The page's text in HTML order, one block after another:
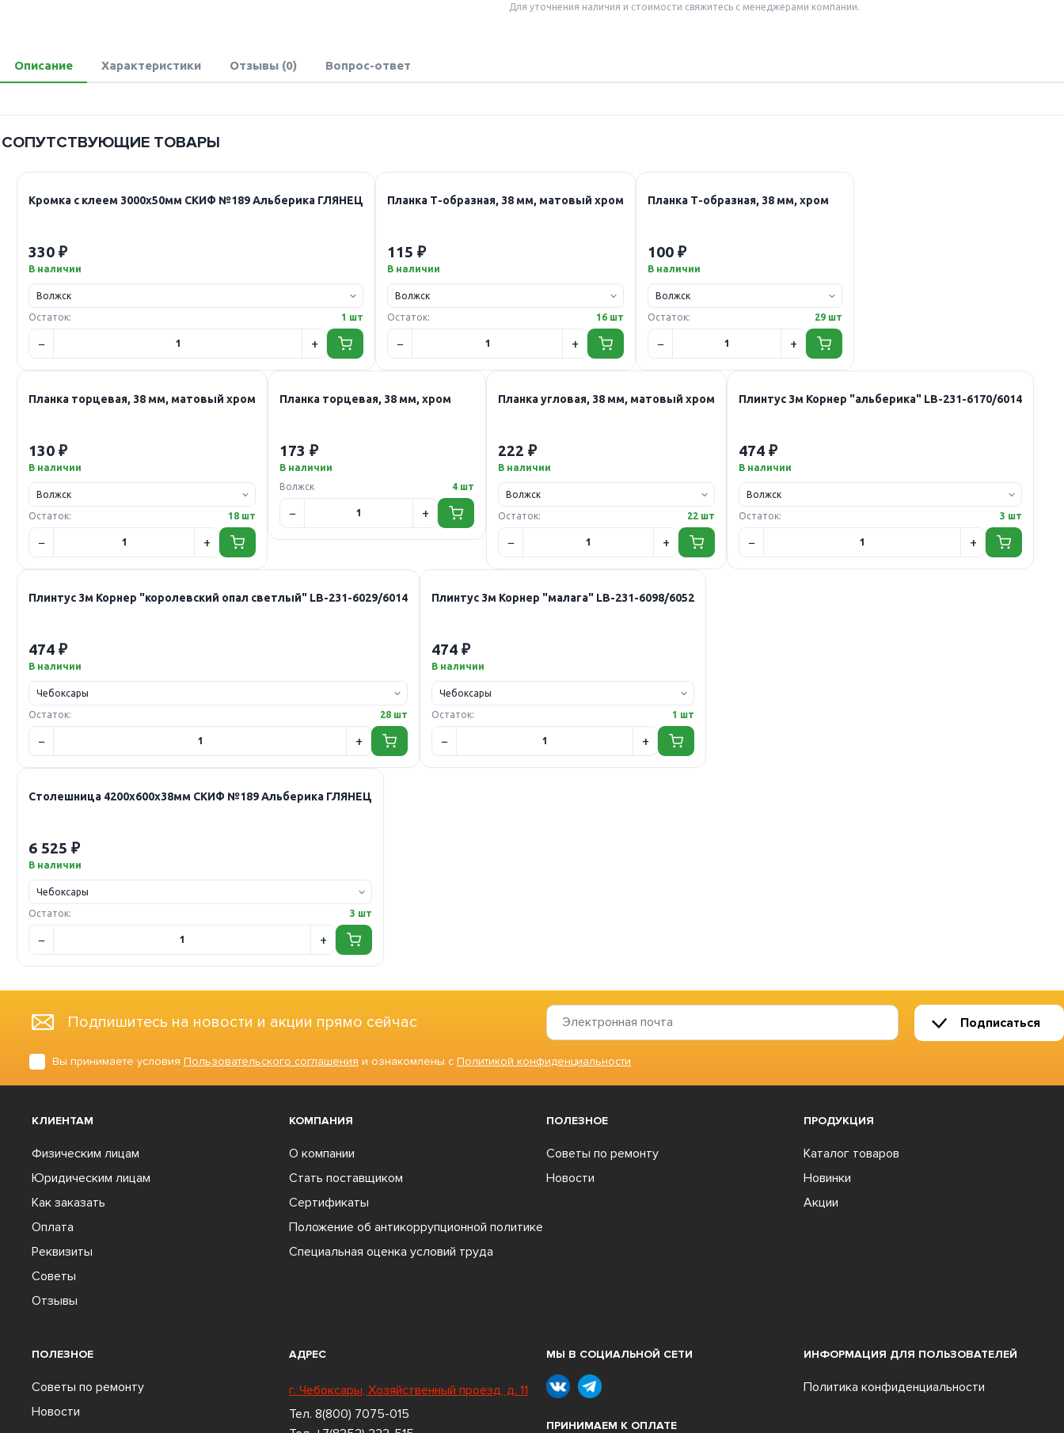
Для уточнения наличия и стоимости свяжитесь с менеджерами компании.
Описание Характеристики Отзывы (0) Вопрос-ответ
СОПУТСТВУЮЩИЕ ТОВАРЫ
Кромка с клеем 3000х50мм СКИФ №189 Альберика ГЛЯНЕЦ
330 ₽
В наличии
Остаток: 1 шт
Планка Т-образная, 38 мм, матовый хром
115 ₽
В наличии
Остаток: 16 шт
Планка Т-образная, 38 мм, хром
100 ₽
В наличии
Остаток: 29 шт
Планка торцевая, 38 мм, матовый хром
130 ₽
В наличии
Остаток: 18 шт
Планка торцевая, 38 мм, хром
173 ₽
В наличии
Волжск
4 шт
Планка угловая, 38 мм, матовый хром
222 ₽
В наличии
Остаток: 22 шт
Плинтус 3м Корнер "альберика" LB-231-6170/6014
474 ₽
В наличии
Остаток: 3 шт
Плинтус 3м Корнер "королевский опал светлый" LB-231-6029/6014
474 ₽
В наличии
Остаток: 28 шт
Плинтус 3м Корнер "малага" LB-231-6098/6052
474 ₽
В наличии
Остаток: 1 шт
Столешница 4200х600х38мм СКИФ №189 Альберика ГЛЯНЕЦ
6 525 ₽
В наличии
Остаток: 3 шт
Подпишитесь на новости и акции прямо сейчас Подписаться
Вы принимаете условия Пользовательского соглашения и ознакомлены с Политикой конфиденциальности
КЛИЕНТАМ
Физическим лицам
Юридическим лицам
Как заказать
Оплата
Реквизиты
Советы
Отзывы
КОМПАНИЯ
О компании
Стать поставщиком
Сертификаты
Положение об антикоррупционной политике
Специальная оценка условий труда
ПОЛЕЗНОЕ
Советы по ремонту
Новости
ПРОДУКЦИЯ
Каталог товаров
Новинки
Акции
ПОЛЕЗНОЕ
Советы по ремонту
Новости
АДРЕС
г. Чебоксары, Хозяйственный проезд, д. 11
Тел. 8(800) 7075-015
МЫ В СОЦИАЛЬНОЙ СЕТИ
ПРИНИМАЕМ К ОПЛАТЕ
ИНФОРМАЦИЯ ДЛЯ ПОЛЬЗОВАТЕЛЕЙ
Политика конфиденциальности